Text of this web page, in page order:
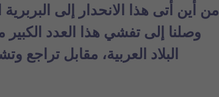
من أين أتى هذا الانحدار إلى
وصلنا إلى تفشي هذا العدد
البلاد العربية، مقابل